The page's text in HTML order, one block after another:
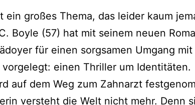
ein großes Thema, das leider kaum
Boyle (57) hat mit seinem neuen
für einen sorgsamen Umgang mit
einen Thriller um Identitäten.
auf dem Weg zum Zahnarzt
versteht die Welt nicht mehr. Denn